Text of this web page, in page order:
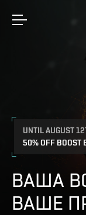
UNTIL AUGUST
50% OFF BOOST
ВАША
ВАШЕ